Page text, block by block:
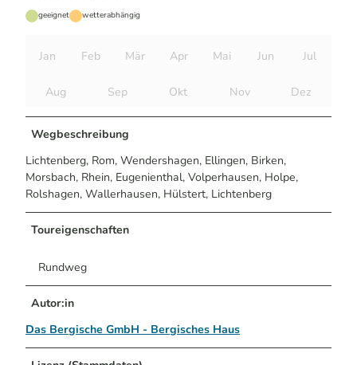
geeignet wetterabhängig
Jan Feb Mär Apr Mai Jun Jul
Aug Sep Okt Nov Dez
Wegbeschreibung
Lichtenberg, Rom, Wendershagen, Ellingen, Birken,
Morsbach, Rhein, Eugenienthal, Volperhausen, Holpe,
Rolshagen, Wallerhausen, Hülstert, Lichtenberg
Toureigenschaften
Rundweg
Autor:in
Das Bergische GmbH - Bergisches Haus